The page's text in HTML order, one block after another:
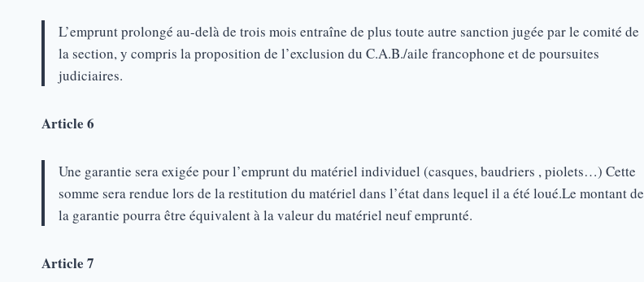
L’emprunt prolongé au-delà de trois mois entraîne de plus toute autre sanction jugée par le comité de
la section, y compris la proposition de l’exclusion du C.A.B./aile francophone et de poursuites
judiciaires.
Article 6
Une garantie sera exigée pour l’emprunt du matériel individuel (casques, baudriers , piolets…) Cette
somme sera rendue lors de la restitution du matériel dans l’état dans lequel il a été loué.Le montant de
la garantie pourra être équivalent à la valeur du matériel neuf emprunté.
Article 7